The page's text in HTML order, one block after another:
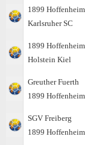
1899 Hoffenheim
Karlsruher SC
1899 Hoffenheim
Holstein Kiel
Greuther Fuerth
1899 Hoffenheim
SGV Freiberg
1899 Hoffenheim